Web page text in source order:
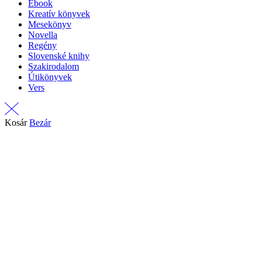
Ebook
Kreatív könyvek
Mesekönyv
Novella
Regény
Slovenské knihy
Szakirodalom
Útikönyvek
Vers
Kosár Bezár